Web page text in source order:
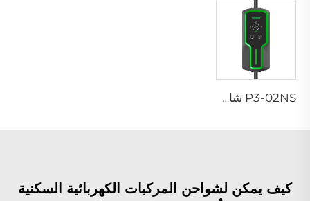
P3-02NS شاحن محمول لسيارات EV
كيف يمكن لشواحن المركبات الكهربائية السكنية